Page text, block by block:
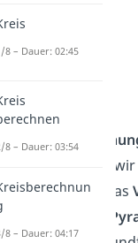
Auch zu dieser
sehen
Beispiel an. Für das
eine
vierseitige
8 – Dauer: 02:45
8 – Dauer: 03:54
8 – Dauer: 04:17